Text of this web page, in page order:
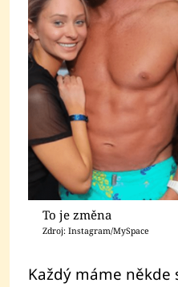
To je změna
Zdroj: Instagram/MySpace
Každý máme někde